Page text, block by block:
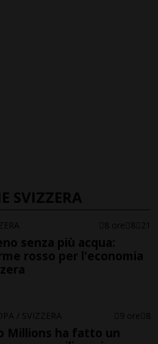
SVIZZERA
8 ore 8 21
senza più acqua:
rosso per l'economia
/ SVIZZERA 9 ore 8
Millions ha fatto un